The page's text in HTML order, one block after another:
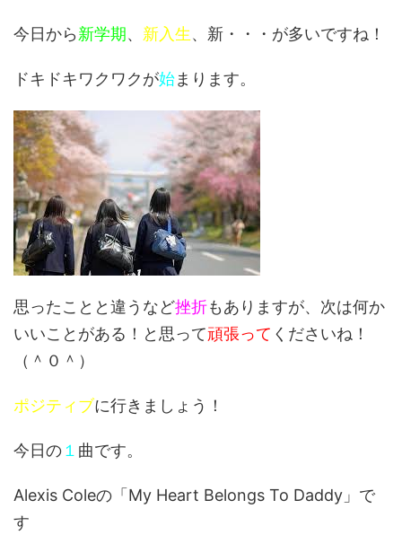
今日から新学期、 新入生、新・・・が多いですね！
ドキドキワクワクが始まります。
思ったことと違うなど挫折もありますが、次は何か
いいことがある！と思って頑張って くださいね！
（＾０＾）
ポジティブに行きましょう！
今日の１ 曲です。
Alexis Coleの「My Heart Belongs To Daddy」で
す